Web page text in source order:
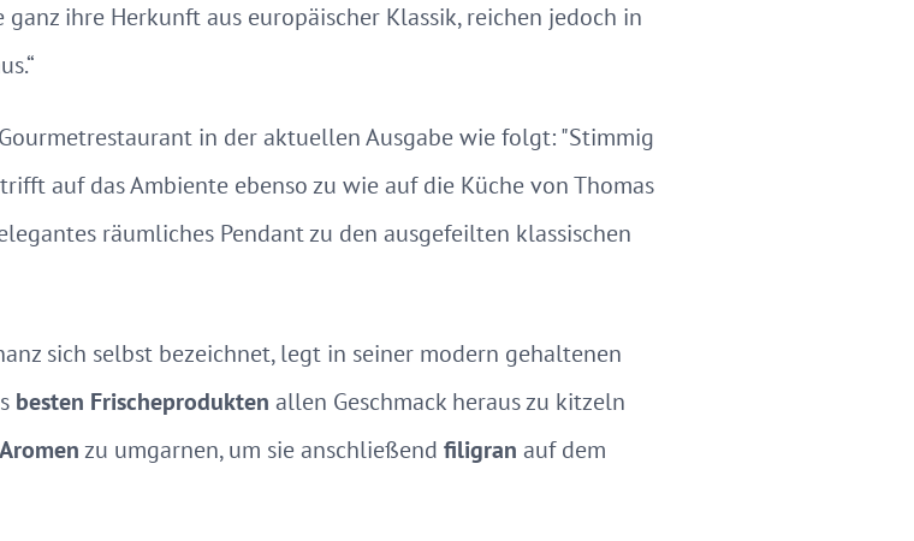
ihre Herkunft aus europäischer Klassik, reichen jedoch in
in der aktuellen Ausgabe wie folgt: "Stimmig
auf das Ambiente ebenso zu wie auf die Küche von Thomas
räumliches Pendant zu den ausgefeilten klassischen
sich selbst bezeichnet, legt in seiner modern gehaltenen
besten Frischeprodukten allen Geschmack heraus zu kitzeln
zu umgarnen, um sie anschließend filigran auf dem